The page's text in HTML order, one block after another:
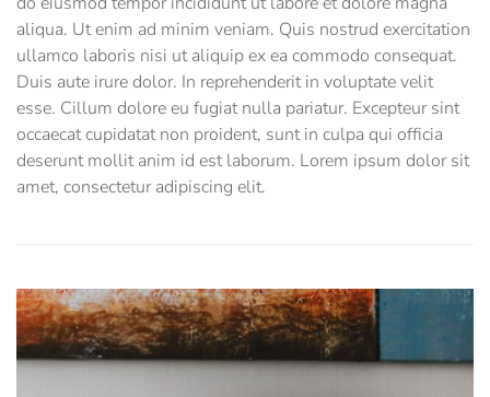
aliqua. Ut enim ad minim veniam. Quis nostrud exercitation
ullamco laboris nisi ut aliquip ex ea commodo consequat.
Duis aute irure dolor. In reprehenderit in voluptate velit
esse. Cillum dolore eu fugiat nulla pariatur. Excepteur sint
occaecat cupidatat non proident, sunt in culpa qui officia
deserunt mollit anim id est laborum. Lorem ipsum dolor sit
amet, consectetur adipiscing elit.